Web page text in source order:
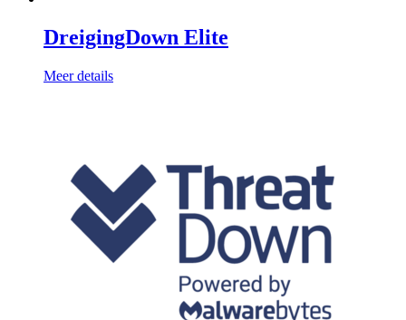
DreigingDown Elite
Meer details